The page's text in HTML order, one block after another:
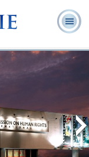
Foire aux
Livres